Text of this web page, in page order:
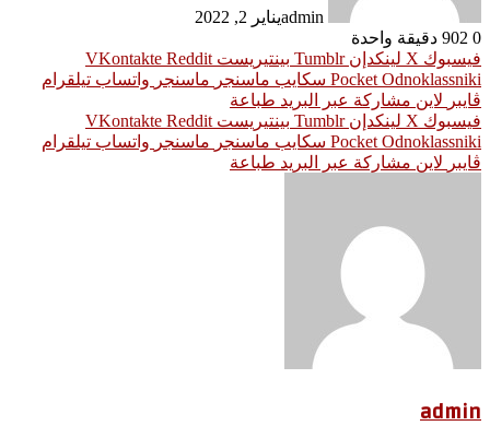
adminيناير 2, 2022
0
دقيقة واحدة
فيسبوك ‫X لينكدإن بينتيريست
Odnoklassniki
‫Pocket سكايب ماسنجر ماسنجر واتساب تيلقرام
ڤايبر لاين مشاركة عبر البريد طباعة
فيسبوك ‫X لينكدإن بينتيريست
Odnoklassniki
‫Pocket سكايب ماسنجر ماسنجر واتساب تيلقرام
ڤايبر لاين مشاركة عبر البريد طباعة
admin